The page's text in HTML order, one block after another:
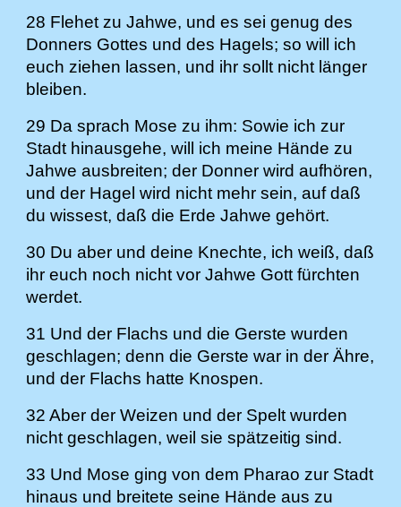
28 Flehet zu Jahwe, und es sei genug des
Donners Gottes und des Hagels; so will ich
euch ziehen lassen, und ihr sollt nicht länger
bleiben.
29 Da sprach Mose zu ihm: Sowie ich zur
Stadt hinausgehe, will ich meine Hände zu
Jahwe ausbreiten; der Donner wird aufhören,
und der Hagel wird nicht mehr sein, auf daß
du wissest, daß die Erde Jahwe gehört.
30 Du aber und deine Knechte, ich weiß, daß
ihr euch noch nicht vor Jahwe Gott fürchten
werdet.
31 Und der Flachs und die Gerste wurden
geschlagen; denn die Gerste war in der Ähre,
und der Flachs hatte Knospen.
32 Aber der Weizen und der Spelt wurden
nicht geschlagen, weil sie spätzeitig sind.
33 Und Mose ging von dem Pharao zur Stadt
hinaus und breitete seine Hände aus zu